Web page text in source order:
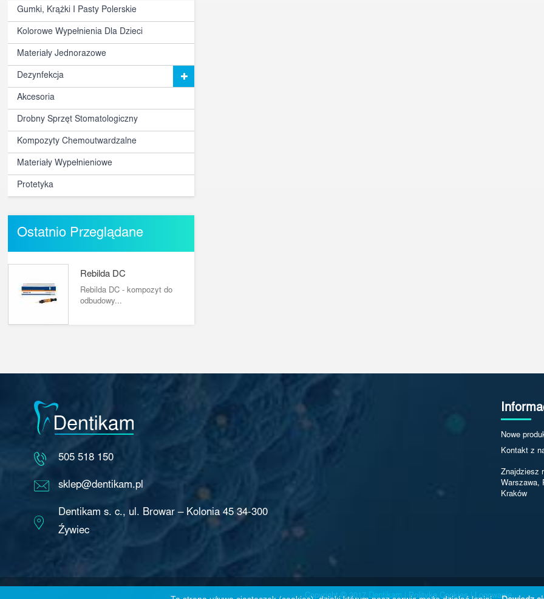
Gumki, Krążki I Pasty Polerskie
Kolorowe Wypełnienia Dla Dzieci
Materiały Jednorazowe
Dezynfekcja
Akcesoria
Drobny Sprzęt Stomatologiczny
Kompozyty Chemoutwardzalne
Materiały Wypełnieniowe
Protetyka
Ostatnio Przeglądane
Rebilda DC
Rebilda DC - kompozyt do
odbudowy...
505 518 150
sklep@dentikam.pl
Dentikam s. c., ul. Browar – Kolonia 45 34-300
Źywiec
Nowe
Kontakt z
Znajdziesz
Warszawa,
Kraków
Copyright © 2017Dentikam |Polityka Cookies |Logowanie